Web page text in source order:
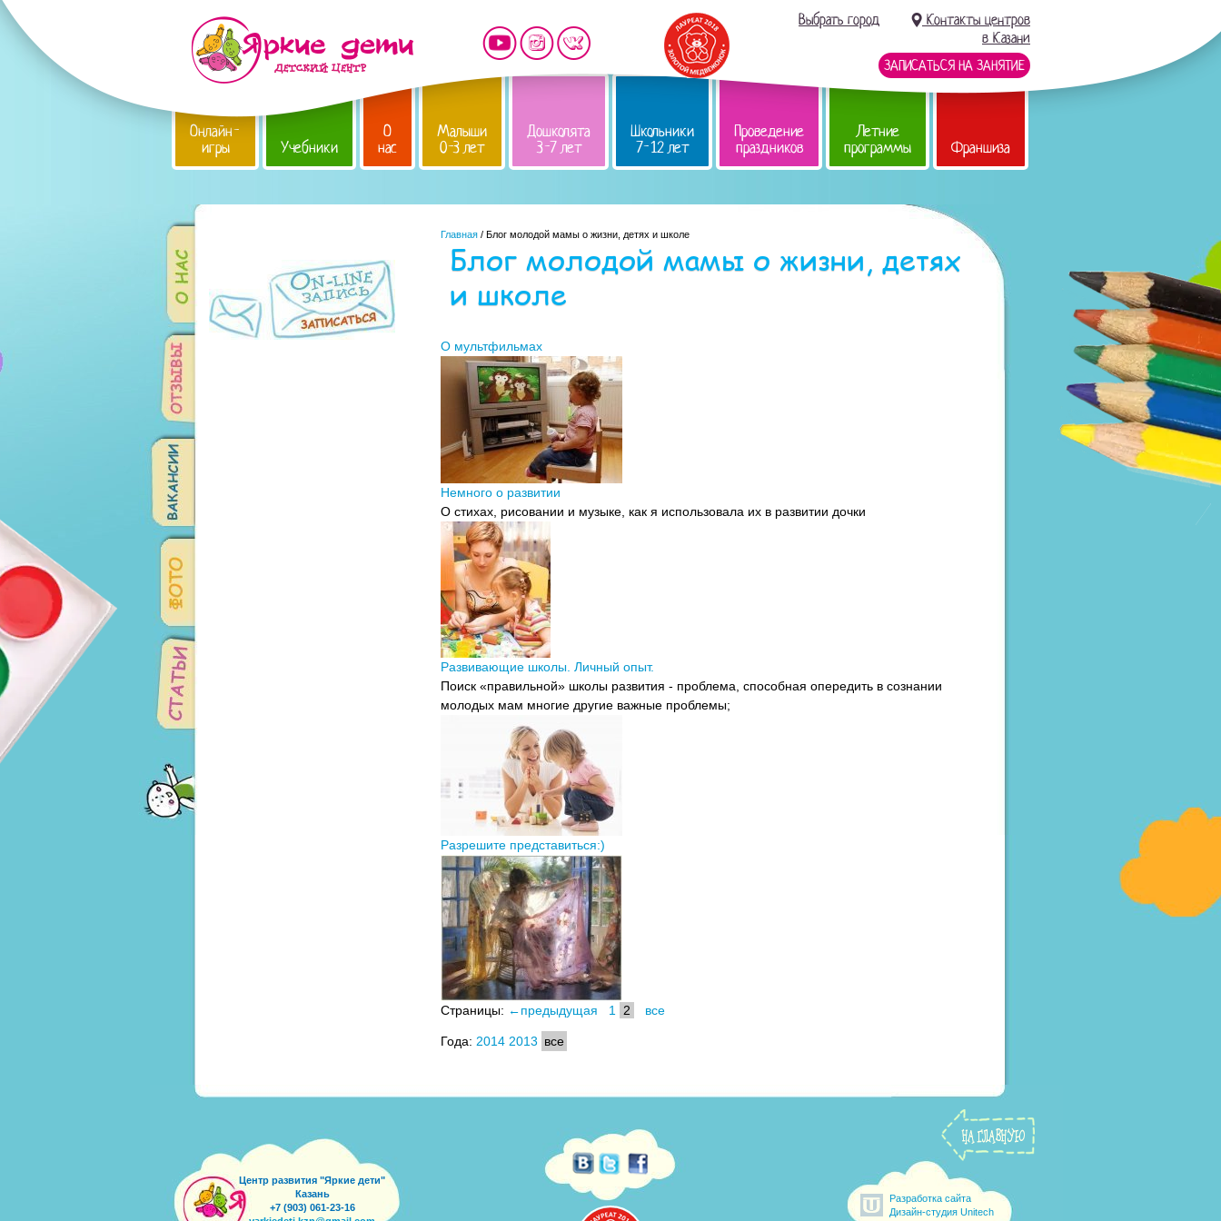
Выбрать город
Контакты центров
в Казани
ЗАПИСАТЬСЯ НА ЗАНЯТИЕ
Онлайн-
игры Учебники
О
нас
Малыши
0-3 лет
Дошколята
3-7 лет
Школьники
7-12 лет
Проведение
праздников
Летние
программы Франшиза
Главная / Блог молодой мамы о жизни, детях и школе
Блог молодой мамы о жизни, детях
и школе
О мультфильмах
Немного о развитии
О стихах, рисовании и музыке, как я использовала их в развитии дочки
Развивающие школы. Личный опыт.
Поиск «правильной» школы развития - проблема, способная опередить в сознании
молодых мам многие другие важные проблемы;
Разрешите представиться:)
Страницы: ←предыдущая 1 2 все
Года: 2014 2013 все
Центр развития "Яркие дети"
Казань
+7 (903) 061-23-16
Разработка сайта
Дизайн-студия Unitech